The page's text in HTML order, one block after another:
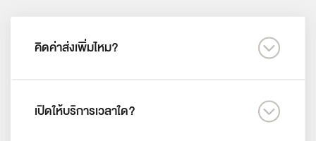
คิดค่าส่งเพิ่มไหม?
เปิดให้บริการเวลาใด?